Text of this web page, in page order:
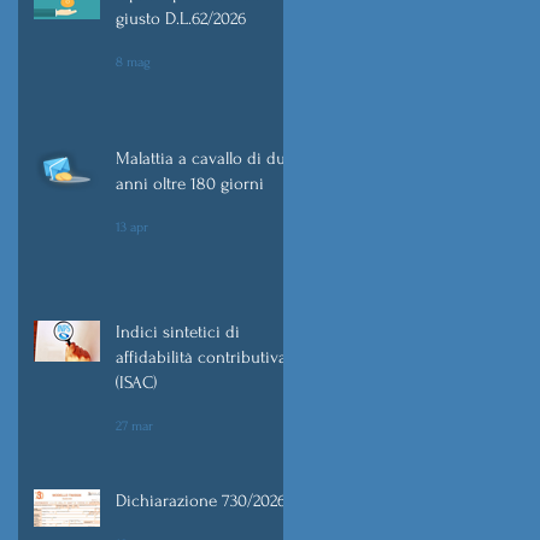
giusto D.L.62/2026
8 mag
Malattia a cavallo di due
anni oltre 180 giorni
13 apr
Indici sintetici di
affidabilità contributiva
(ISAC)
27 mar
Dichiarazione 730/2026